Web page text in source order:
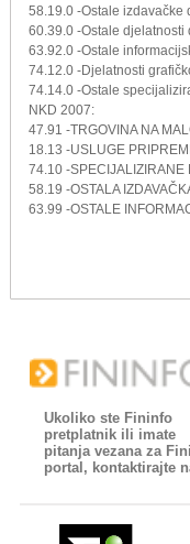
58.19.0 -Ostale izdavačke
60.39.0 -Ostale djelatnosti
63.92.0 -Ostale
74.12.0 -Djelatnosti
74.14.0 -Ostale
NKD 2007:
47.91 -TRGOVINA NA
18.13 -USLUGE
74.10 -SPECIJALIZIRANE
58.19 -OSTALA
63.99 -OSTALE
Ukoliko ste Fininfo
pretplatnik ili imate
pitanja vezana za
portal, kontaktirajte